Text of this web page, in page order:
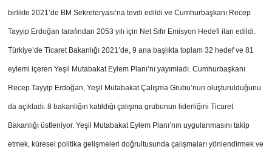
birlikte 2021’de BM Sekreteryası’na tevdi edildi ve Cumhurbaşkanı Recep
Tayyip Erdoğan tarafından 2053 yılı için Net Sıfır Emisyon Hedefi ilan edildi.
Türkiye’de Ticaret Bakanlığı 2021’de, 9 ana başlıkta toplam 32 hedef ve 81
eylemi içeren Yeşil Mutabakat Eylem Planı’nı yayımladı. Cumhurbaşkanı
Recep Tayyip Erdoğan, Yeşil Mutabakat Çalışma Grubu’nun oluşturulduğunu
da açıkladı. 8 bakanlığın katıldığı çalışma grubunun liderliğini Ticaret
Bakanlığı üstleniyor. Yeşil Mutabakat Eylem Planı’nın uygulanmasını takip
etmek, küresel politika gelişmeleri doğrultusunda çalışmaları yönlendirmek ve